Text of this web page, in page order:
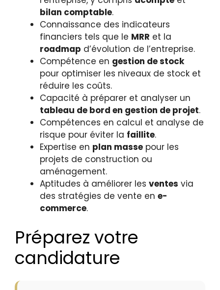
bilan comptable.
Connaissance des indicateurs
financiers tels que le MRR et la
roadmap d’évolution de l’entreprise.
Compétence en gestion de stock
pour optimiser les niveaux de stock et
réduire les coûts.
Capacité à préparer et analyser un
tableau de bord en gestion de projet.
Compétences en calcul et analyse de
risque pour éviter la faillite.
Expertise en plan masse pour les
projets de construction ou
aménagement.
Aptitudes à améliorer les ventes via
des stratégies de vente en e-
commerce.
Préparez votre
candidature